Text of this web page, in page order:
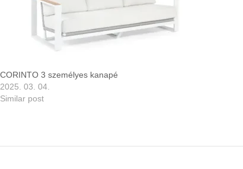
CORINTO 3 személyes kanapé
2025. 03. 04.
Similar post